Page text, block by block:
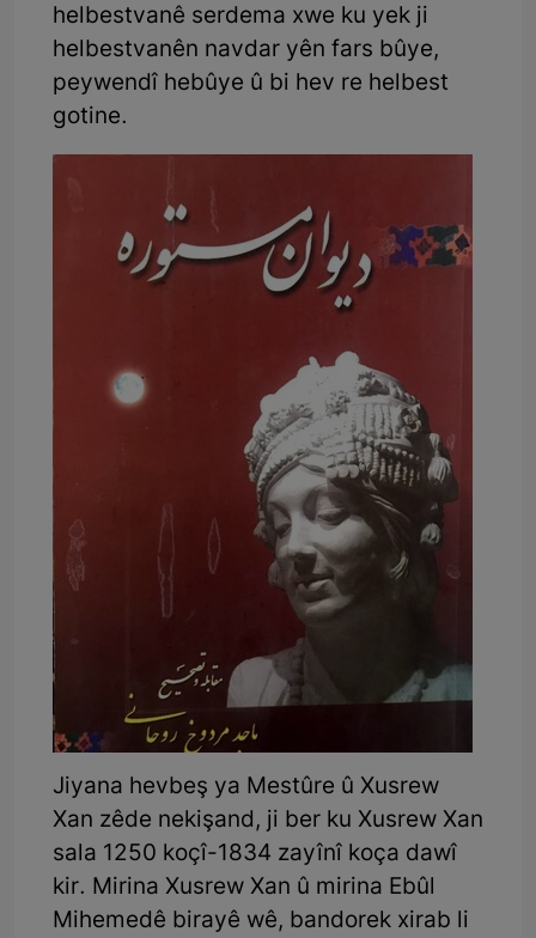
helbestvanê serdema xwe ku yek ji
helbestvanên navdar yên fars bûye,
peywendî hebûye û bi hev re helbest
gotine.
Jiyana hevbeş ya Mestûre û Xusrew
Xan zêde nekişand, ji ber ku Xusrew Xan
sala 1250 koçî-1834 zayînî koça dawî
kir. Mirina Xusrew Xan û mirina Ebûl
Mihemedê birayê wê, bandorek xirab li